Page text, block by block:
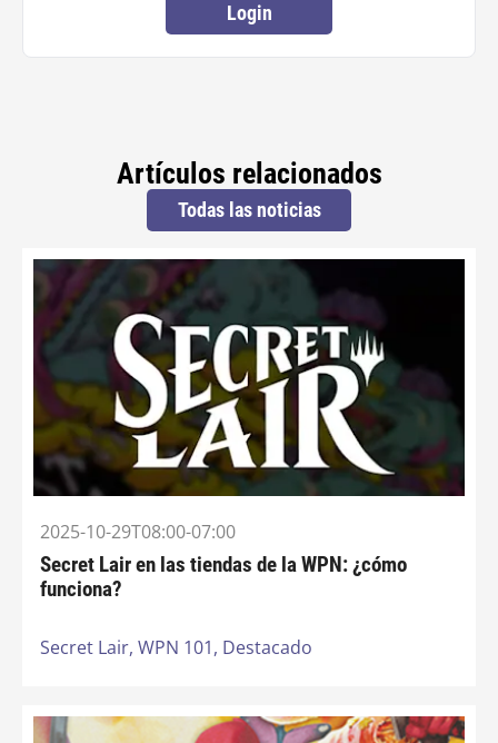
Login
Artículos relacionados
Todas las noticias
2025-10-29T08:00-07:00
Secret Lair en las tiendas de la WPN: ¿cómo
funciona?
Secret Lair, WPN 101, Destacado